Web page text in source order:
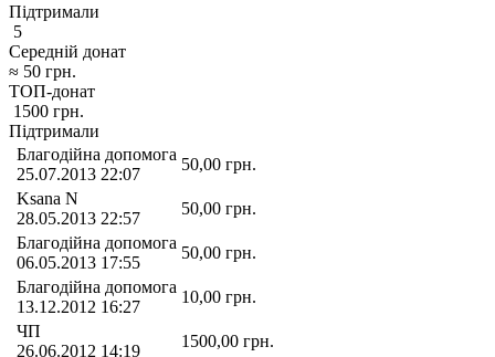
Підтримали
5
Середній донат
≈ 50 грн.
ТОП-донат
1500 грн.
Підтримали
Благодійна допомога
25.07.2013 22:07
50,00 грн.
Ksana N
28.05.2013 22:57
50,00 грн.
Благодійна допомога
06.05.2013 17:55
50,00 грн.
Благодійна допомога
13.12.2012 16:27
10,00 грн.
ЧП
26.06.2012 14:19
1500,00 грн.